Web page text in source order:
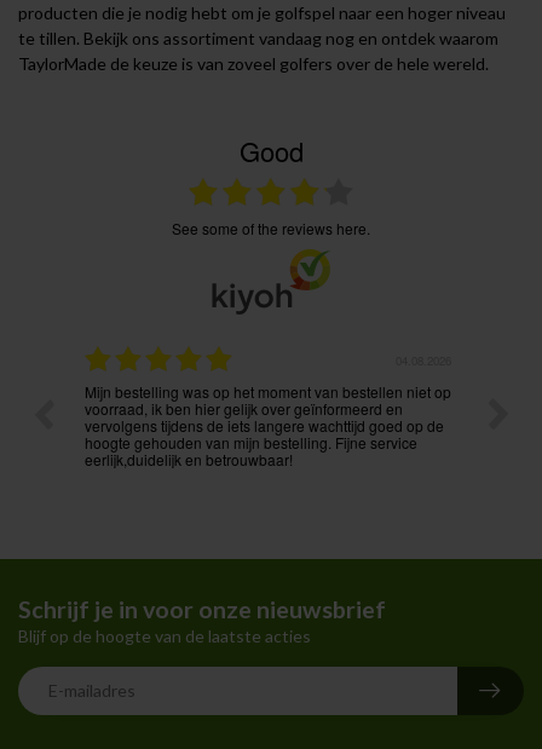
producten die je nodig hebt om je golfspel naar een hoger niveau
te tillen. Bekijk ons assortiment vandaag nog en ontdek waarom
TaylorMade de keuze is van zoveel golfers over de hele wereld.
Good
see some of the reviews here.
Mijn bestelling was op het moment van bestellen niet op
voorraad, ik ben hier gelijk over geïnformeerd en
vervolgens tijdens de iets langere wachttijd goed op de
hoogte gehouden van mijn bestelling. Fijne service
eerlijk,duidelijk en betrouwbaar!
Schrijf je in voor onze nieuwsbrief
Blijf op de hoogte van de laatste acties